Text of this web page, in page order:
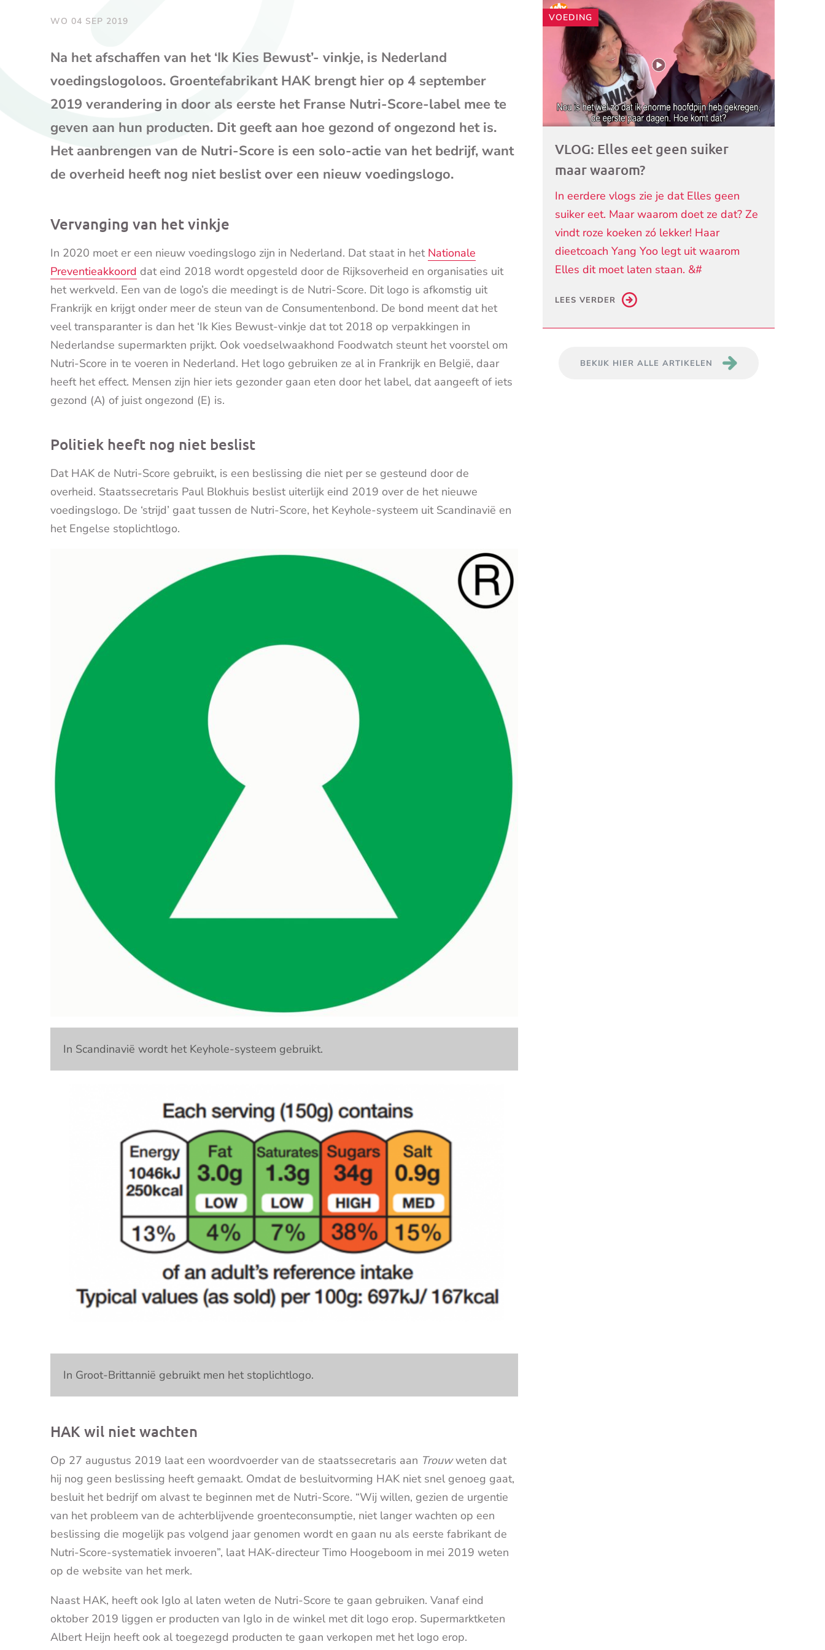
mailprogramma)
WO 04 SEP 2019
Na het afschaffen van het ‘Ik Kies Bewust’- vinkje, is Nederland
voedingslogoloos. Groentefabrikant HAK brengt hier op 4 september
2019 verandering in door als eerste het Franse Nutri-Score-label mee te
geven aan hun producten. Dit geeft aan hoe gezond of ongezond het is.
Het aanbrengen van de Nutri-Score is een solo-actie van het bedrijf, want
de overheid heeft nog niet beslist over een nieuw voedingslogo.
Vervanging van het vinkje
In 2020 moet er een nieuw voedingslogo zijn in Nederland. Dat staat in het Nationale
Preventieakkoord dat eind 2018 wordt opgesteld door de Rijksoverheid en organisaties uit
het werkveld. Een van de logo’s die meedingt is de Nutri-Score. Dit logo is afkomstig uit
Frankrijk en krijgt onder meer de steun van de Consumentenbond. De bond meent dat het
veel transparanter is dan het ‘Ik Kies Bewust-vinkje dat tot 2018 op verpakkingen in
Nederlandse supermarkten prijkt. Ook voedselwaakhond Foodwatch steunt het voorstel om
Nutri-Score in te voeren in Nederland. Het logo gebruiken ze al in Frankrijk en België, daar
heeft het effect. Mensen zijn hier iets gezonder gaan eten door het label, dat aangeeft of iets
gezond (A) of juist ongezond (E) is.
Politiek heeft nog niet beslist
Dat HAK de Nutri-Score gebruikt, is een beslissing die niet per se gesteund door de
overheid. Staatssecretaris Paul Blokhuis beslist uiterlijk eind 2019 over de het nieuwe
voedingslogo. De ‘strijd’ gaat tussen de Nutri-Score, het Keyhole-systeem uit Scandinavië en
het Engelse stoplichtlogo.
In Scandinavië wordt het Keyhole-systeem gebruikt.
In Groot-Brittannië gebruikt men het stoplichtlogo.
HAK wil niet wachten
Op 27 augustus 2019 laat een woordvoerder van de staatssecretaris aan Trouwweten dat
hij nog geen beslissing heeft gemaakt. Omdat de besluitvorming HAK niet snel genoeg gaat,
besluit het bedrijf om alvast te beginnen met de Nutri-Score. “Wij willen, gezien de urgentie
van het probleem van de achterblijvende groenteconsumptie, niet langer wachten op een
beslissing die mogelijk pas volgend jaar genomen wordt en gaan nu als eerste fabrikant de
Nutri-Score-systematiek invoeren”, laat HAK-directeur Timo Hoogeboom in mei 2019 weten
op de website van het merk.
Naast HAK, heeft ook Iglo al laten weten de Nutri-Score te gaan gebruiken. Vanaf eind
oktober 2019 liggen er producten van Iglo in de winkel met dit logo erop. Supermarktketen
Albert Heijn heeft ook al toegezegd producten te gaan verkopen met het logo erop.
VOEDING
VLOG: Elles eet geen suiker
maar waarom?
In eerdere vlogs zie je dat Elles geen
suiker eet. Maar waarom doet ze dat? Ze
vindt roze koeken zó lekker! Haar
dieetcoach Yang Yoo legt uit waarom
Elles dit moet laten staan. &#
LEES VERDER
BEKIJK HIER ALLE ARTIKELEN